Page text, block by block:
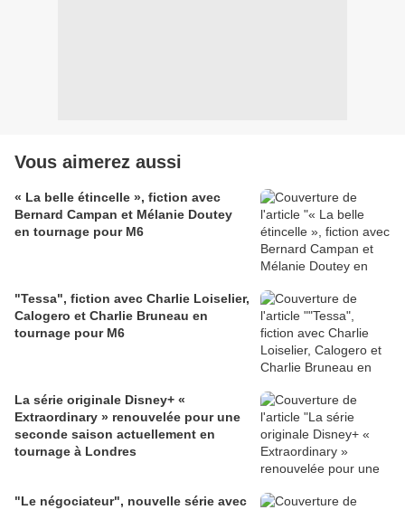
Vous aimerez aussi
« La belle étincelle », fiction avec
Bernard Campan et Mélanie Doutey
en tournage pour M6
"Tessa", fiction avec Charlie Loiselier,
Calogero et Charlie Bruneau en
tournage pour M6
La série originale Disney+ «
Extraordinary » renouvelée pour une
seconde saison actuellement en
tournage à Londres
"Le négociateur", nouvelle série avec